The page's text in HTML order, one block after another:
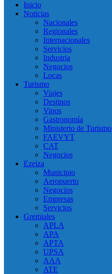
Inicio
Noticias
Nacionales
Regionales
Internacionales
Servicios
Industria
Negocios
Locas
Turismo
Viajes
Destinos
Vinos
Gastronomía
Ministerio de Turismo
FAEVYT
CAT
Negocios
Ezeiza
Municipio
Aeropuerto
Negocios
Empresas
Servicios
Gremiales
APLA
APA
APTA
UPSA
AAA
ATE